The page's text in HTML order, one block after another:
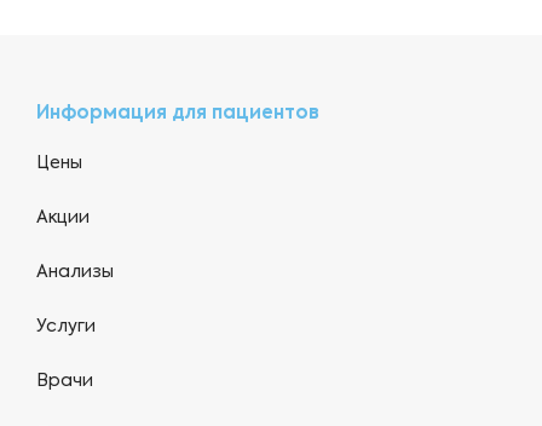
Информация для пациентов
Цены
Акции
Анализы
Услуги
Врачи